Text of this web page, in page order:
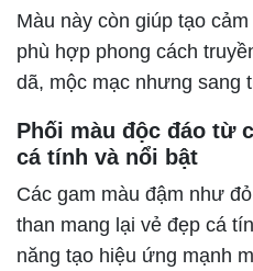
Màu này còn giúp tạo
phù hợp phong cách
dã, mộc mạc nhưng sang
Phối màu độc đáo từ
cá tính và nổi bật
Các gam màu đậm như
than mang lại vẻ đẹp cá
năng tạo hiệu ứng mạnh